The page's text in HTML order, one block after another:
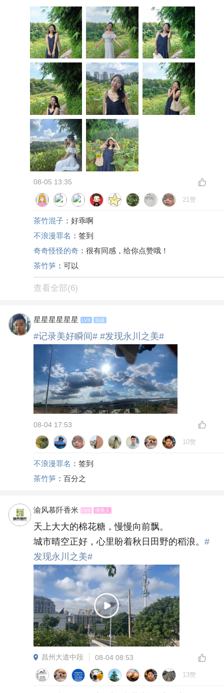
08-05 13:35
21赞
茶竹混子 ：好乖啊
不浪漫罪名 ：签到
奇奇怪怪的奇 ：很有同感，给你点赞哦！
茶竹笋 ：可以
查看全部(6)
星星星星星星 LV8 知县
#记录美好瞬间# #发现永川之美#
08-04 17:53
10赞
不浪漫罪名 ：签到
茶竹笋 ：百分之
渝风慕阡香米 LV6 簿美人
天上大大的棉花糖，慢慢向前飘。
城市晴空正好，心里盼着秋日田野的稻浪。#
发现永川之美#
昌州大道中段 08-04 08:53
13赞